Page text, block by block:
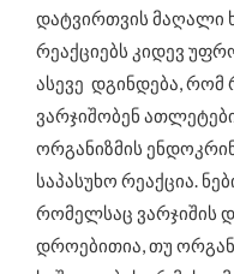
დატვირთვის მაღალი
რეაქციებს კიდევ
ასევე დგინდება, რომ
ვარჯიშობენ
ორგანიზმის
საპასუხო რეაქცია.
რომელსაც ვარჯიშის
დროებითია, თუ